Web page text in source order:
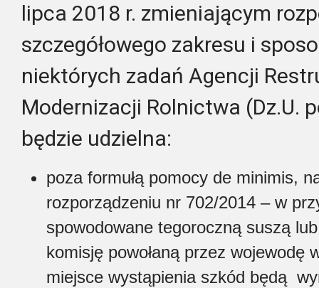
lipca 2018 r. zmieniającym
szczegółowego zakresu i
niektórych zadań Agencji
Modernizacji Rolnictwa (Dz.U.
będzie udzielna:
poza formułą pomocy de minimis,
rozporządzeniu nr 702/2014 – w
spowodowane tegoroczną suszą
komisję powołaną przez wojewodę
miejsce wystąpienia szkód będą